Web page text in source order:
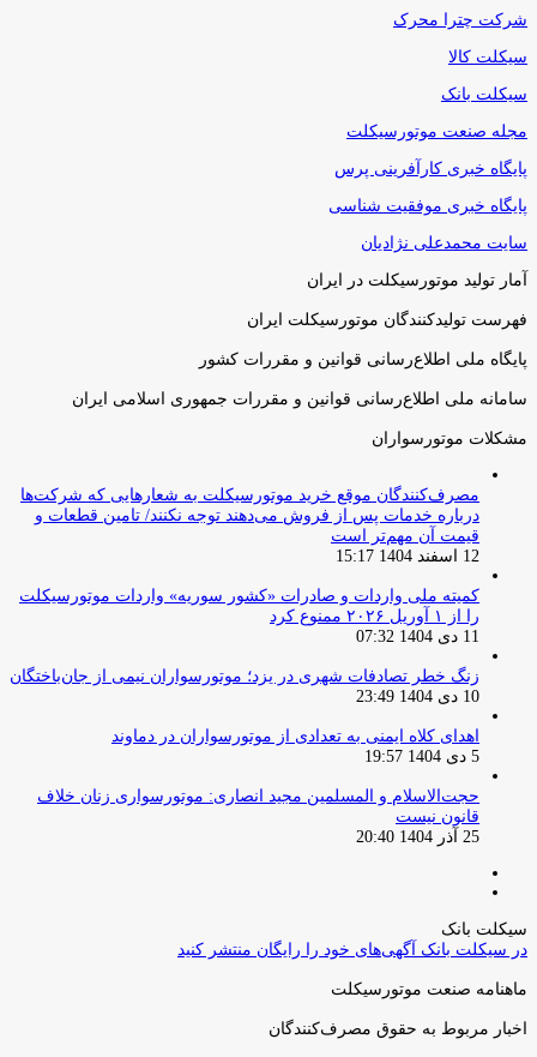
شرکت چترا محرک
سیکلت کالا
سیکلت بانک
مجله صنعت موتورسیکلت
پایگاه خبری کارآفرینی پرس
پایگاه خبری موفقیت شناسی
سایت محمدعلی نژادیان
آمار تولید موتورسیکلت در ایران
فهرست تولیدکنندگان موتورسیکلت ایران
پایگاه ملی اطلاع‌رسانی قوانین و مقررات کشور
سامانه ملی اطلاع‌رسانی قوانین و مقررات جمهوری اسلامی ایران
مشکلات موتورسواران
مصرف‌کنندگان موقع خرید موتورسیکلت به شعارهایی که شرکت‌ها
درباره خدمات پس از فروش می‌دهند توجه نکنند/ تامین قطعات و
قیمت آن مهم‌تر است
12 اسفند 1404 15:17
کمیته ملی واردات و صادرات «کشور سوریه» واردات موتورسیکلت
را از ۱ آوریل ۲۰۲۶ ممنوع کرد
11 دی 1404 07:32
زنگ خطر تصادفات شهری در یزد؛ موتورسواران نیمی از جان‌باختگان
10 دی 1404 23:49
اهدای کلاه ایمنی به تعدادی از موتورسواران در دماوند
5 دی 1404 19:57
حجت‌الاسلام و المسلمین مجید انصاری: موتورسواری زنان خلاف
قانون نیست
25 آذر 1404 20:40
سیکلت بانک
در سیکلت بانک آگهی‌های خود را رایگان منتشر کنید
ماهنامه صنعت موتورسیکلت
اخبار مربوط به حقوق مصرف‌کنندگان